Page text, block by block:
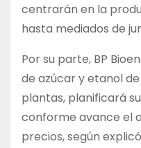
centrarán en la
hasta mediados de
Por su parte, BP
de azúcar y etanol de
plantas, planificará
conforme avance el
precios, según